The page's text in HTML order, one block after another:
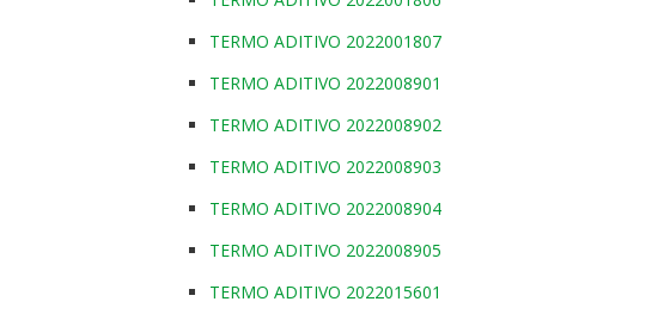
TERMO ADITIVO 2022001807
TERMO ADITIVO 2022008901
TERMO ADITIVO 2022008902
TERMO ADITIVO 2022008903
TERMO ADITIVO 2022008904
TERMO ADITIVO 2022008905
TERMO ADITIVO 2022015601